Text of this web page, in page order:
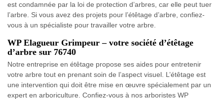
est condamnée par la loi de protection d’arbres, car elle peut tuer
l’arbre. Si vous avez des projets pour l’étêtage d’arbre, confiez-
vous à un spécialiste pour travailler votre arbre.
WP Elagueur Grimpeur – votre société d’étêtage
d’arbre sur 76740
Notre entreprise en étêtage propose ses aides pour entretenir
votre arbre tout en prenant soin de l’aspect visuel. L’étêtage est
une intervention qui doit être mise en œuvre spécialement par un
expert en arboriculture. Confiez-vous à nos arboristes WP